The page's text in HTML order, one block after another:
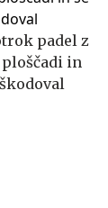
padel z
in